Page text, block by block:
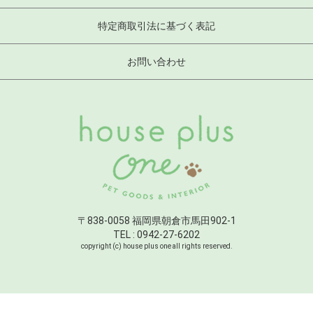
特定商取引法に基づく表記
お問い合わせ
〒838-0058 福岡県朝倉市馬田902-1
TEL : 0942-27-6202
copyright (c) house plus one all rights reserved.